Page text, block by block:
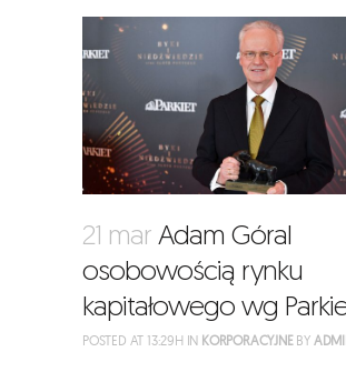
21 mar Adam Góral
osobowością rynku
kapitałowego wg
POSTED AT 13:29H IN KORPORACYJNE BY